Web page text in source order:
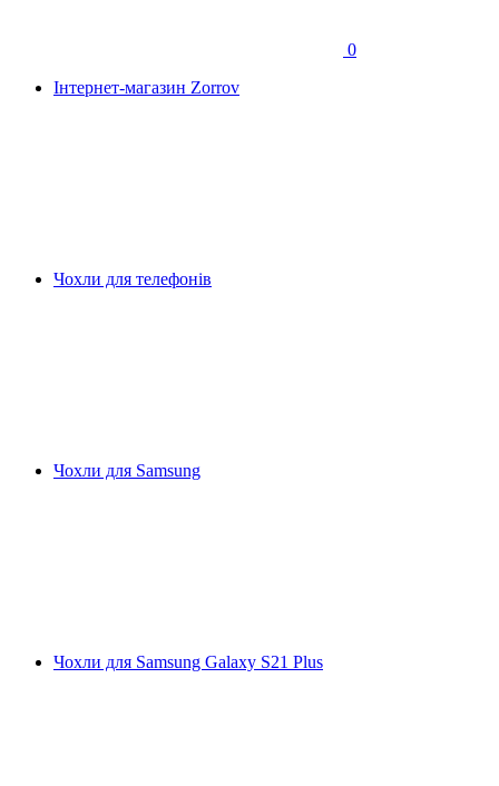
0
Інтернет-магазин Zorrov
Чохли для телефонів
Чохли для Samsung
Чохли для Samsung Galaxy S21 Plus